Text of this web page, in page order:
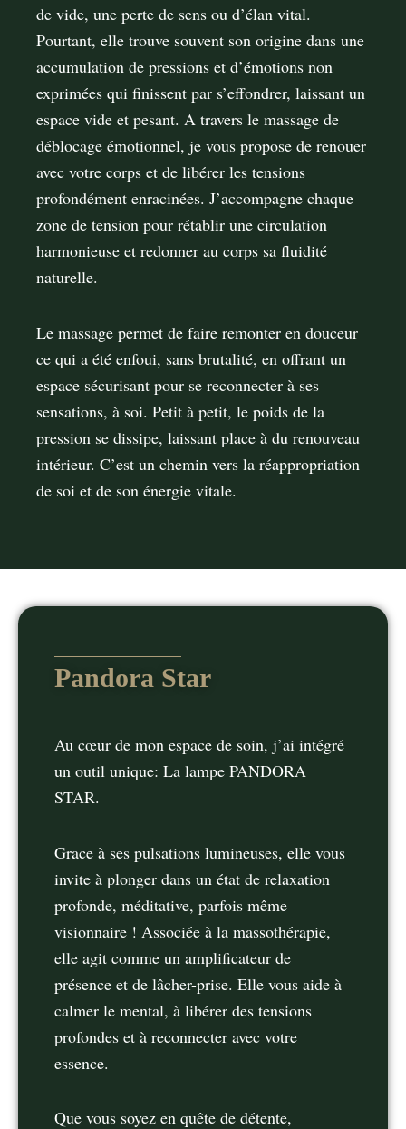
de vide, une perte de sens ou d’élan vital.
Pourtant, elle trouve souvent son origine dans une
accumulation de pressions et d’émotions non
exprimées qui finissent par s’eﬀondrer, laissant un
espace vide et pesant. A travers le massage de
déblocage émotionnel, je vous propose de renouer
avec votre corps et de libérer les tensions
profondément enracinées. J’accompagne chaque
zone de tension pour rétablir une circulation
harmonieuse et redonner au corps sa fluidité
naturelle.
Le massage permet de faire remonter en douceur
ce qui a été enfoui, sans brutalité, en oﬀrant un
espace sécurisant pour se reconnecter à ses
sensations, à soi. Petit à petit, le poids de la
pression se dissipe, laissant place à du renouveau
intérieur. C’est un chemin vers la réappropriation
de soi et de son énergie vitale.
Pandora Star
Au cœur de mon espace de soin, j’ai intégré
un outil unique: La lampe PANDORA
STAR.
Grace à ses pulsations lumineuses, elle vous
invite à plonger dans un état de relaxation
profonde, méditative, parfois même
visionnaire ! Associée à la massothérapie,
elle agit comme un amplificateur de
présence et de lâcher-prise. Elle vous aide à
calmer le mental, à libérer des tensions
profondes et à reconnecter avec votre
essence.
Que vous soyez en quête de détente,